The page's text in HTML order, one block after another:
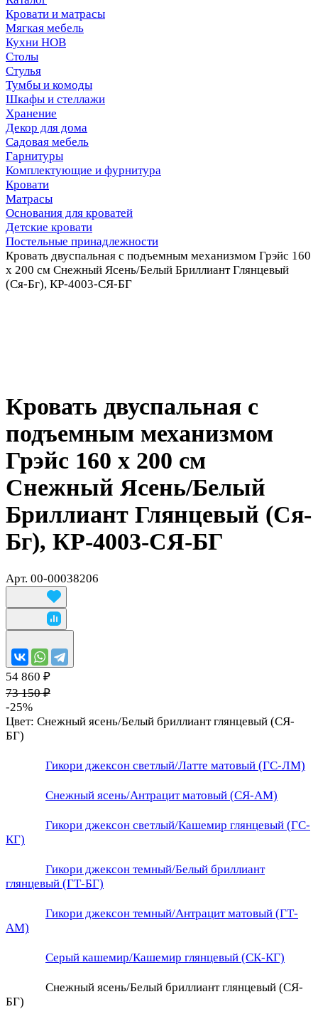
Кровати и матрасы
Мягкая мебель
Кухни НОВ
Столы
Стулья
Тумбы и комоды
Шкафы и стеллажи
Хранение
Декор для дома
Садовая мебель
Гарнитуры
Комплектующие и фурнитура
Кровати
Матрасы
Основания для кроватей
Детские кровати
Постельные принадлежности
Кровать двуспальная с подъемным механизмом Грэйс 160
х 200 см Снежный Ясень/Белый Бриллиант Глянцевый
(Ся-Бг), КР-4003-СЯ-БГ
Кровать двуспальная с
подъемным механизмом
Грэйс 160 х 200 см
Снежный Ясень/Белый
Бриллиант Глянцевый (Ся-
Бг), КР-4003-СЯ-БГ
Арт. 00-00038206
54 860 ₽
73 150 ₽
-25%
Цвет: Снежный ясень/Белый бриллиант глянцевый (СЯ-
БГ)
Гикори джексон светлый/Латте матовый (ГС-ЛМ)
Снежный ясень/Антрацит матовый (СЯ-АМ)
Гикори джексон светлый/Кашемир глянцевый (ГС-
КГ)
Гикори джексон темный/Белый бриллиант
глянцевый (ГТ-БГ)
Гикори джексон темный/Антрацит матовый (ГТ-
АМ)
Серый кашемир/Кашемир глянцевый (СК-КГ)
Снежный ясень/Белый бриллиант глянцевый (СЯ-
БГ)